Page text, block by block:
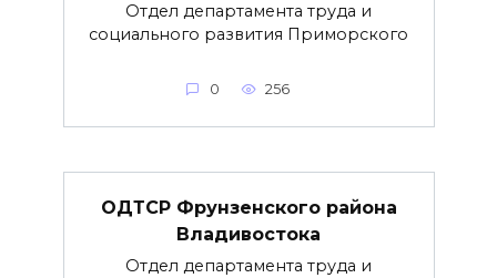
Отдел департамента труда и
социального развития Приморского
0 256
ОДТСР Фрунзенского района
Владивостока
Отдел департамента труда и